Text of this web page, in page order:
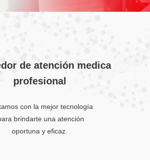
de atención medica
profesional
con la mejor tecnología
brindarte una atención
oportuna y eficaz.